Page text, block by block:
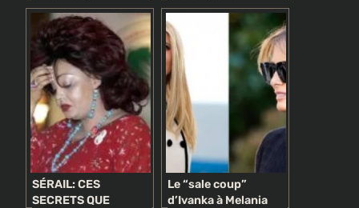
embarrasse son père
Donald Trump
politique !
SÉRAIL: CES
SECRETS QUE
Le “sale coup”
d’Ivanka à Melania